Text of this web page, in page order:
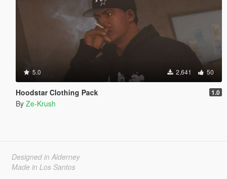
5.0 2,641 50
Hoodstar Clothing Pack 1.0
By Ze-Krush
Designed in Alderney
Made in Los Santos